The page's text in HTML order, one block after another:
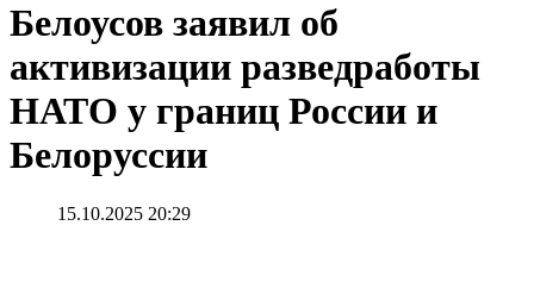
Белоусов заявил об
активизации разведработы
НАТО у границ России и
Белоруссии
15.10.2025 20:29